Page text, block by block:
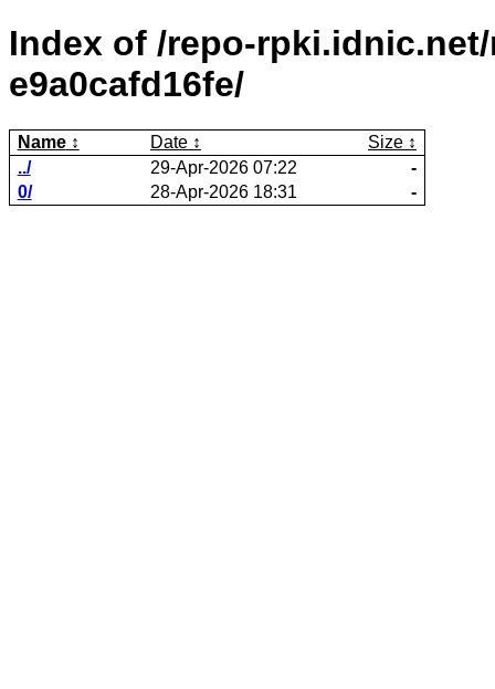
Index of /repo-rpki.idnic.net/
e9a0cafd16fe/
Name Date
Size
../
29-Apr-2026 07:22
-
0/
28-Apr-2026 18:31 -